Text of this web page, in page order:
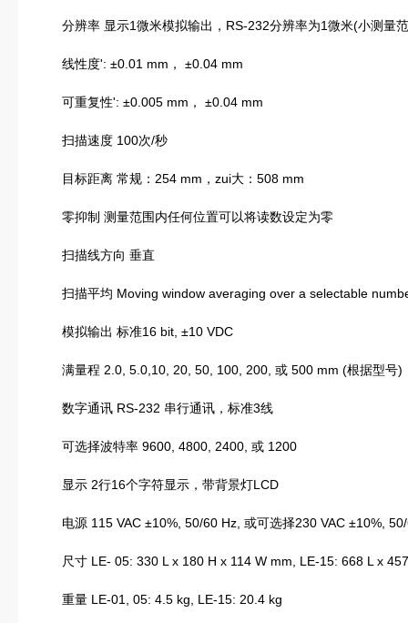
分辨率 显示1微米模拟输出，RS-232分辨率为1微米(小测量
线性度': ±0.01 mm， ±0.04 mm
可重复性': ±0.005 mm， ±0.04 mm
扫描速度 100次/秒
目标距离 常规：254 mm，zui大：508 mm
零抑制 测量范围内任何位置可以将读数设定为零
扫描线方向 垂直
扫描平均 Moving window averaging over a selectable
模拟输出 标准16 bit, ±10 VDC
满量程 2.0, 5.0,10, 20, 50, 100, 200, 或 500 mm (根据型号)
数字通讯 RS-232 串行通讯，标准3线
可选择波特率 9600, 4800, 2400, 或 1200
显示 2行16个字符显示，带背景灯LCD
电源 115 VAC ±10%, 50/60 Hz, 或可选择230 VAC ±10%,
尺寸 LE- 05: 330 L x 180 H x 114 W mm, LE-15: 668 L x
重量 LE-01, 05: 4.5 kg, LE-15: 20.4 kg